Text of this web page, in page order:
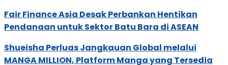
Fair Finance Asia Desak Perbankan Hentikan
Pendanaan untuk Sektor Batu Bara di ASEAN
Shueisha Perluas Jangkauan Global melalui
MANGA MILLION, Platform Manga yang Tersedia